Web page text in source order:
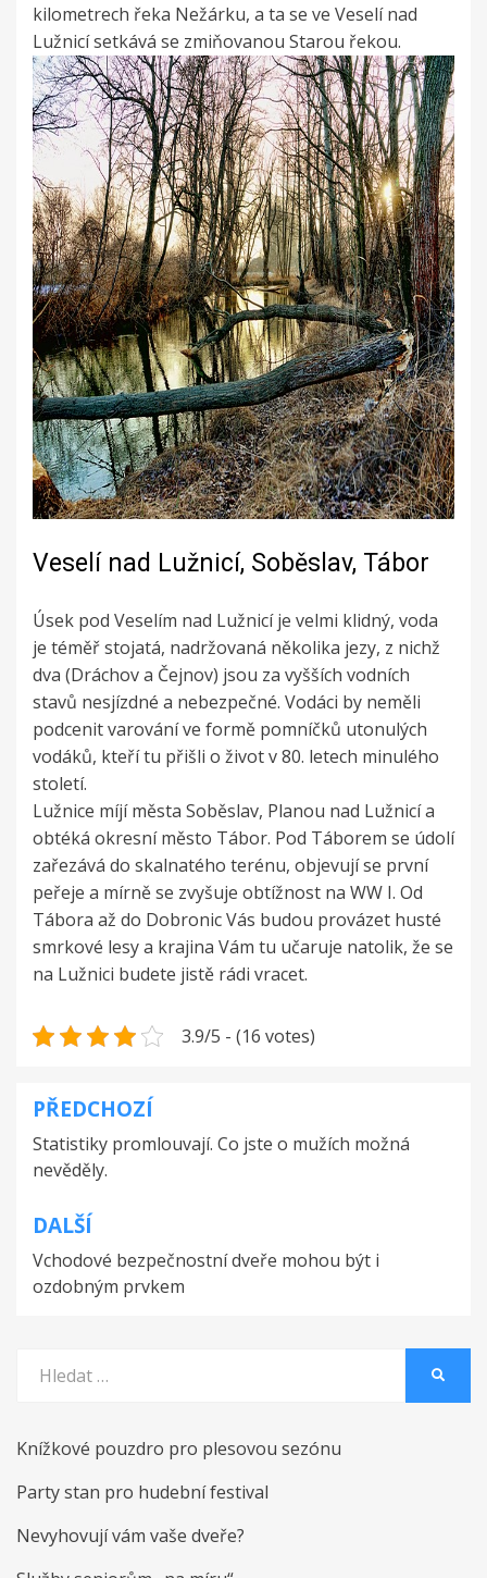
kilometrech řeka Nežárku, a ta se ve Veselí nad
Lužnicí setkává se zmiňovanou Starou řekou.
Veselí nad Lužnicí, Soběslav, Tábor
Úsek pod Veselím nad Lužnicí je velmi klidný, voda
je téměř stojatá, nadržovaná několika jezy, z nichž
dva (Dráchov a Čejnov) jsou za vyšších vodních
stavů nesjízdné a nebezpečné. Vodáci by neměli
podcenit varování ve formě pomníčků utonulých
vodáků, kteří tu přišli o život v 80. letech minulého
století.
Lužnice míjí města Soběslav, Planou nad Lužnicí a
obtéká okresní město Tábor. Pod Táborem se údolí
zařezává do skalnatého terénu, objevují se první
peřeje a mírně se zvyšuje obtížnost na WW I. Od
Tábora až do Dobronic Vás budou provázet husté
smrkové lesy a krajina Vám tu učaruje natolik, že se
na Lužnici budete jistě rádi vracet.
3.9/5 - (16 votes)
Navigace
pro
příspěvek
PŘEDCHOZÍ
Statistiky promlouvají. Co jste o mužích možná
nevěděly.
DALŠÍ
Vchodové bezpečnostní dveře mohou být i
ozdobným prvkem
Knížkové pouzdro pro plesovou sezónu
Party stan pro hudební festival
Nevyhovují vám vaše dveře?